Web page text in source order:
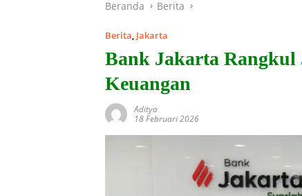
Beranda Berita
Berita, Jakarta
Bank Jakarta
Keuangan
Aditya
18 Februari 2026